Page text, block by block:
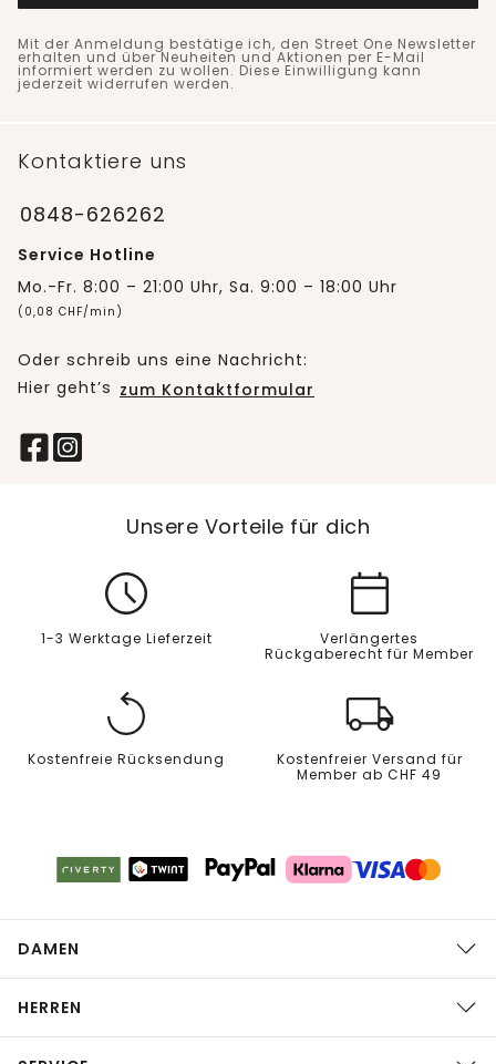
Mit der Anmeldung bestätige ich, den Street One Newsletter
erhalten und über Neuheiten und Aktionen per E-Mail
informiert werden zu wollen. Diese Einwilligung kann
jederzeit widerrufen werden.
Kontaktiere uns
0848-626262
Service Hotline
Mo.-Fr. 8:00 – 21:00 Uhr, Sa. 9:00 – 18:00 Uhr
(0,08 CHF/min)
Oder schreib uns eine Nachricht:
Hier geht’s zum Kontaktformular
Unsere Vorteile für dich
1-3 Werktage Lieferzeit
Verlängertes
Rückgaberecht für Member
Kostenfreie Rücksendung
Kostenfreier Versand für
Member ab CHF 49
DAMEN
HERREN